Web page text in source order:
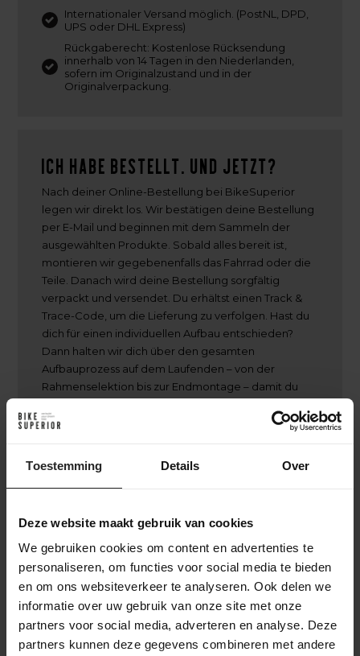
Toestemming Details Over
Deze website maakt gebruik van cookies
We gebruiken cookies om content en advertenties te
personaliseren, om functies voor social media te bieden
en om ons websiteverkeer te analyseren. Ook delen we
informatie over uw gebruik van onze site met onze
partners voor social media, adverteren en analyse. Deze
partners kunnen deze gegevens combineren met andere
Internationaler Versand möglich. (PostNL, DPD,
UPS oder DHL Express)
Rückgaberecht: Kostenlose Rücksendung
innerhalb von 14 Tagen in den Niederlanden,
sofern im Originalzustand und in der
Originalverpackung.
Ich habe bestellt. Und jetzt?
Nach deiner Online-Bestellung bei BikeSuperior
legen wir direkt los. Wir bestätigen deine Bestellung
per E-Mail und beginnen mit dem Sammeln der
ausgewählten Produkte. Sobald alles bereit ist,
montieren wir gegebenenfalls das Fahrrad oder die
Teile. Danach wird deine Bestellung sorgfältig
verpackt und versendet. Du erhältst einen Track &
Trace-Code, um die Lieferung zu verfolgen. Hast du
dich für einen individuellen Aufbau entschieden?
Dann halten wir dich über den gesamten
Aufbauprozess auf dem Laufenden – von der
Rahmenselektion bis zur Endmontage – damit du
ist.
Hinter den Kulissen bei BikeSuperior
Der Lieferprozess
Nach deiner Bestellung sammelt unser Lagerteam alle
benötigten Teile und bereitet sie für die Werkstatt vor. In der
Werkstatt wird das Fahrrad komplett montiert und gründlich
getestet. Danach geht das Fahrrad zur Verpackungsstation im